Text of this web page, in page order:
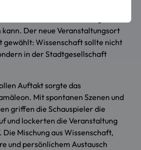
kann. Der neue Veranstaltungsort
gewählt: Wissenschaft sollte nicht
in der Stadtgesellschaft
Auftakt sorgte das
Mit spontanen Szenen und
griffen die Schauspieler die
und lockerten die Veranstaltung
Mischung aus Wissenschaft,
und persönlichem Austausch